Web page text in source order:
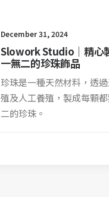
December 31, 2024
Slowork Studio｜精心
一無二的珍珠飾品
珍珠是一種天然材料，透
殖及人工養殖，製成每顆
二的珍珠。